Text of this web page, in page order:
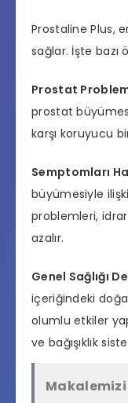
Prostaline Plus,
sağlar. İşte bazı
Prostat
prostat
karşı koruyucu
Semptomları
büyümesiyle
problemleri,
azalır.
Genel Sağlığı
içeriğindeki
olumlu etkiler
ve bağışıklık